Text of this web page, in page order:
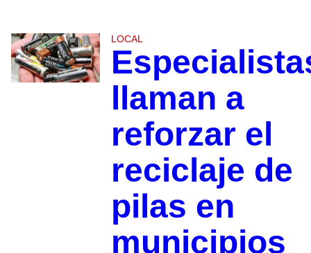
LOCAL
llaman a
reforzar el
reciclaje de
pilas en
municipios